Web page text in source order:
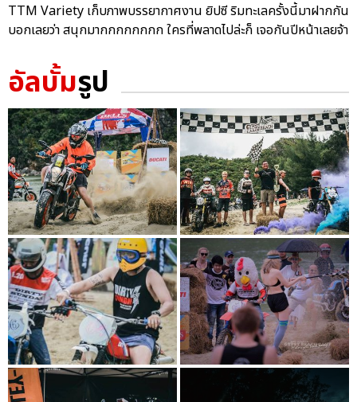
TTM Variety เก็บภาพบรรยากาศงาน ยิปซี ริมทะเลครั้งนี้มาฝากกัน
บอกเลยว่า สนุกมากกกกกกกก ใครที่พลาดไปล่ะก็ เจอกันปีหน้าเลยจ้า
อัลบั้มรูป